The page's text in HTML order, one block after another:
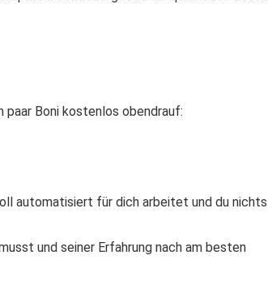
Boni kostenlos obendrauf:
automatisiert für dich arbeitet und du nichts
und seiner Erfahrung nach am besten